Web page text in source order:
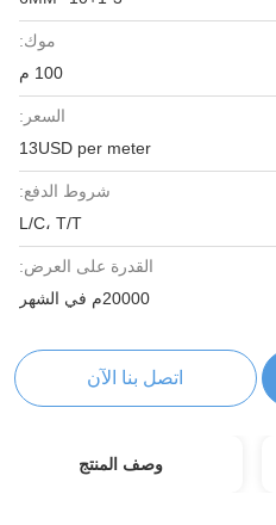
موك:
100 م
السعر:
13USD per meter
شروط الدفع:
L/C، T/T
القدرة على العرض:
20000م في الشهر
اتصل بنا الآن
وصف المنتج